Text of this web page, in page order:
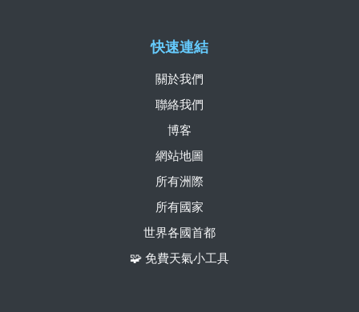
快速連結
關於我們
聯絡我們
博客
網站地圖
所有洲際
所有國家
世界各國首都
🧩 免費天氣小工具